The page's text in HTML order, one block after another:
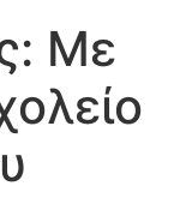
Με